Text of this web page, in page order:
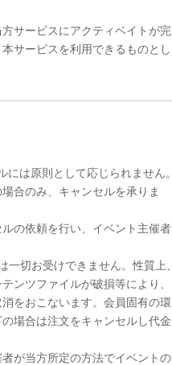
サービスにアクティベイトが完
サービスを利用できるものとし
は原則として応じられません。
合のみ、キャンセルを承りま
の依頼を行い、イベント主催者
切お受けできません。性質上、
ンツファイルが破損等により、
をおこないます。会員固有の環
場合は注文をキャンセルし代金
が当方所定の方法でイベントの